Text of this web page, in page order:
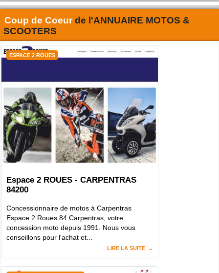
Coup de Coeurde l'ANNUAIRE MOTOS &
SCOOTERS
ESPACE 2 ROUES
Espace 2 ROUES - CARPENTRAS
84200
Concessionnaire de motos à Carpentras
Espace 2 Roues 84 Carpentras, votre
concession moto depuis 1991. Nous vous
conseillons pour l'achat et...
LIRE LA SUITE